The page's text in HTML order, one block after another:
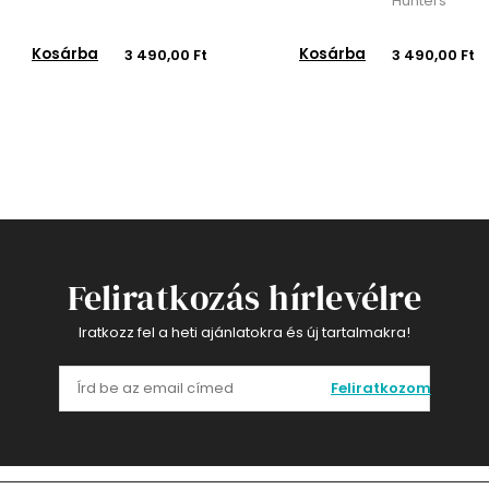
Kosárba 3 490,00 Ft Kosárba 3 490,00 Ft
Feliratkozás hírlevélre
Iratkozz fel a heti ajánlatokra és új tartalmakra!
Feliratkozom